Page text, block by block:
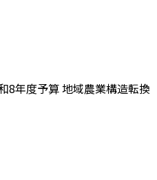
8年度予算 地域農業構造転換